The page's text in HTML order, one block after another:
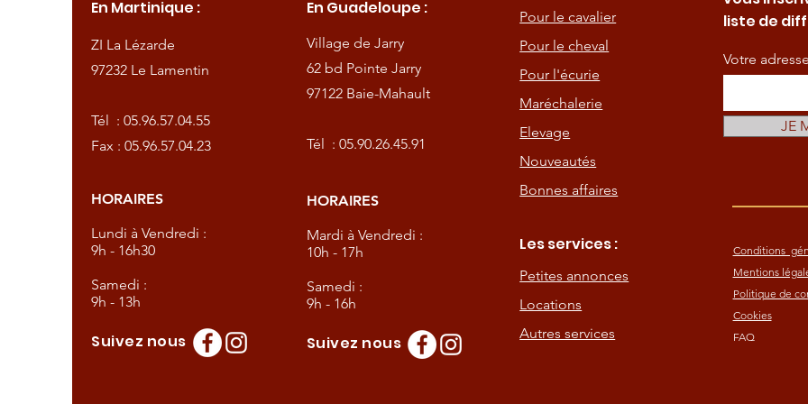
En Martinique :
ZI La Lézarde
97232 Le Lamentin
Tél :05.96.57.04.55
Fax : 05.96.57.04.23
HORAIRES
Lundi à Vendredi :
9h - 16h30
Samedi :
9h - 13h
Suivez nous
En Guadeloupe :
Village de Jarry
62 bd Pointe Jarry
97122 Baie-Mahault
Tél : 05.90.26.45.91
HORAIRES
Mardi à Vendredi :
10h - 17h
Samedi :
9h - 16h
Suivez nous
Pour le cavalier
Pour le cheval
Pour l'écurie
Maréchalerie
Elevage
Nouveautés
Bonnes affaires
Les services :
Petites annonces
Locations
Autres services
liste de
Votre
JE
Conditions
Mentions
Politique de
Cookies
FAQ